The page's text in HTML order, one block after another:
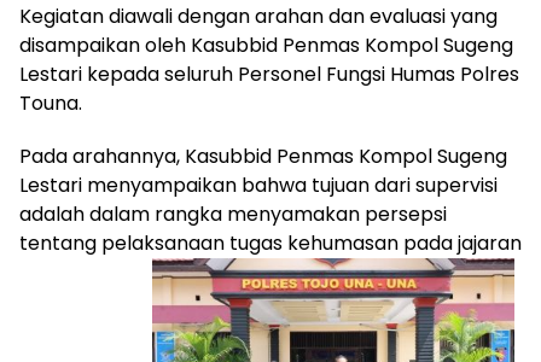
Kegiatan diawali dengan arahan dan evaluasi yang
disampaikan oleh Kasubbid Penmas Kompol Sugeng
Lestari kepada seluruh Personel Fungsi Humas Polres
Touna.
Pada arahannya, Kasubbid Penmas Kompol Sugeng
Lestari menyampaikan bahwa tujuan dari supervisi
adalah dalam rangka menyamakan persepsi
tentang pelaksanaan tugas kehumasan pada jajaran